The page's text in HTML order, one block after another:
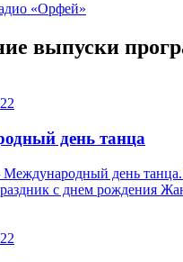
«Орфей»
выпуски
день танца
день танца.
с днем рождения